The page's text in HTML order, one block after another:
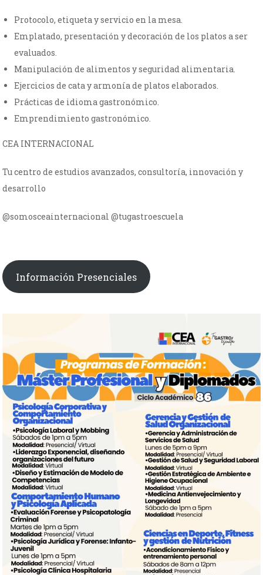
Protocolo, etiqueta y servicio en la mesa.
Emplatado, presentación y decoración de los platos a ser
evaluados.
Manipulación de alimentos y seguridad alimentaria.
Ejercicios de cata y armonía de platos elaborados.
Prácticas de idioma gastronómico.
Emprendimiento gastronómico.
CEA INTERNACIONAL
Tu centro de estudios avanzados, consultoría, innovación y
desarrollo
@somosceainternacional @tugastroescuela
Información Presenciales